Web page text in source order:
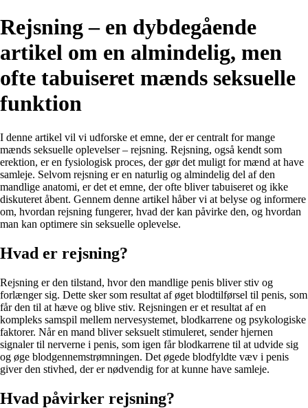
Rejsning – en dybdegående
artikel om en almindelig, men
ofte tabuiseret mænds seksuelle
funktion
I denne artikel vil vi udforske et emne, der er centralt for mange
mænds seksuelle oplevelser – rejsning. Rejsning, også kendt som
erektion, er en fysiologisk proces, der gør det muligt for mænd at have
samleje. Selvom rejsning er en naturlig og almindelig del af den
mandlige anatomi, er det et emne, der ofte bliver tabuiseret og ikke
diskuteret åbent. Gennem denne artikel håber vi at belyse og informere
om, hvordan rejsning fungerer, hvad der kan påvirke den, og hvordan
man kan optimere sin seksuelle oplevelse.
Hvad er rejsning?
Rejsning er den tilstand, hvor den mandlige penis bliver stiv og
forlænger sig. Dette sker som resultat af øget blodtilførsel til penis, som
får den til at hæve og blive stiv. Rejsningen er et resultat af en
kompleks samspil mellem nervesystemet, blodkarrene og psykologiske
faktorer. Når en mand bliver seksuelt stimuleret, sender hjernen
signaler til nerverne i penis, som igen får blodkarrene til at udvide sig
og øge blodgennemstrømningen. Det øgede blodfyldte væv i penis
giver den stivhed, der er nødvendig for at kunne have samleje.
Hvad påvirker rejsning?